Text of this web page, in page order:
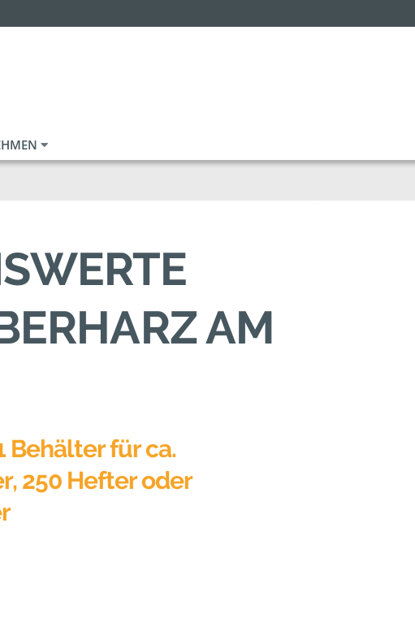
AM
Behälter für ca.
250 Hefter oder